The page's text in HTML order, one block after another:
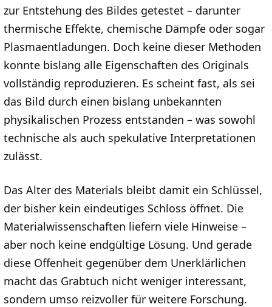
zur Entstehung des Bildes getestet – darunter
thermische Effekte, chemische Dämpfe oder sogar
Plasmaentladungen. Doch keine dieser Methoden
konnte bislang alle Eigenschaften des Originals
vollständig reproduzieren. Es scheint fast, als sei
das Bild durch einen bislang unbekannten
physikalischen Prozess entstanden – was sowohl
technische als auch spekulative Interpretationen
zulässt.
Das Alter des Materials bleibt damit ein Schlüssel,
der bisher kein eindeutiges Schloss öffnet. Die
Materialwissenschaften liefern viele Hinweise –
aber noch keine endgültige Lösung. Und gerade
diese Offenheit gegenüber dem Unerklärlichen
macht das Grabtuch nicht weniger interessant,
sondern umso reizvoller für weitere Forschung.